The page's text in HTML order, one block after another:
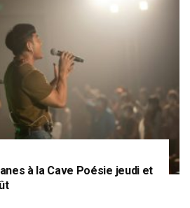
à la Cave Poésie jeudi et